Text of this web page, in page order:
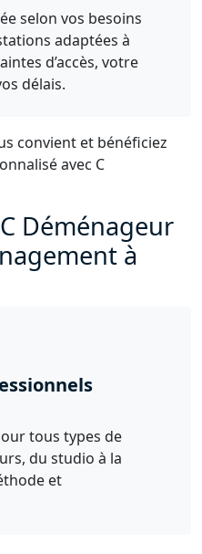
selon vos besoins
adaptées à
d’accès, votre
délais.
convient et bénéficiez
avec C
Déménageur
à
tous types de
du studio à la
et